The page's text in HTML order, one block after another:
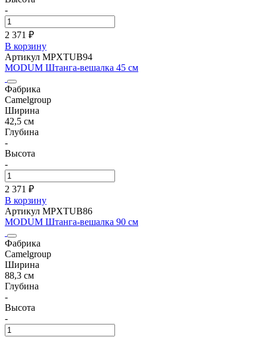
-
2 371 ₽
В корзину
Артикул MPXTUB94
MODUM Штанга-вешалка 45 см
Фабрика
Camelgroup
Ширина
42,5 см
Глубина
-
Высота
-
2 371 ₽
В корзину
Артикул MPXTUB86
MODUM Штанга-вешалка 90 см
Фабрика
Camelgroup
Ширина
88,3 см
Глубина
-
Высота
-